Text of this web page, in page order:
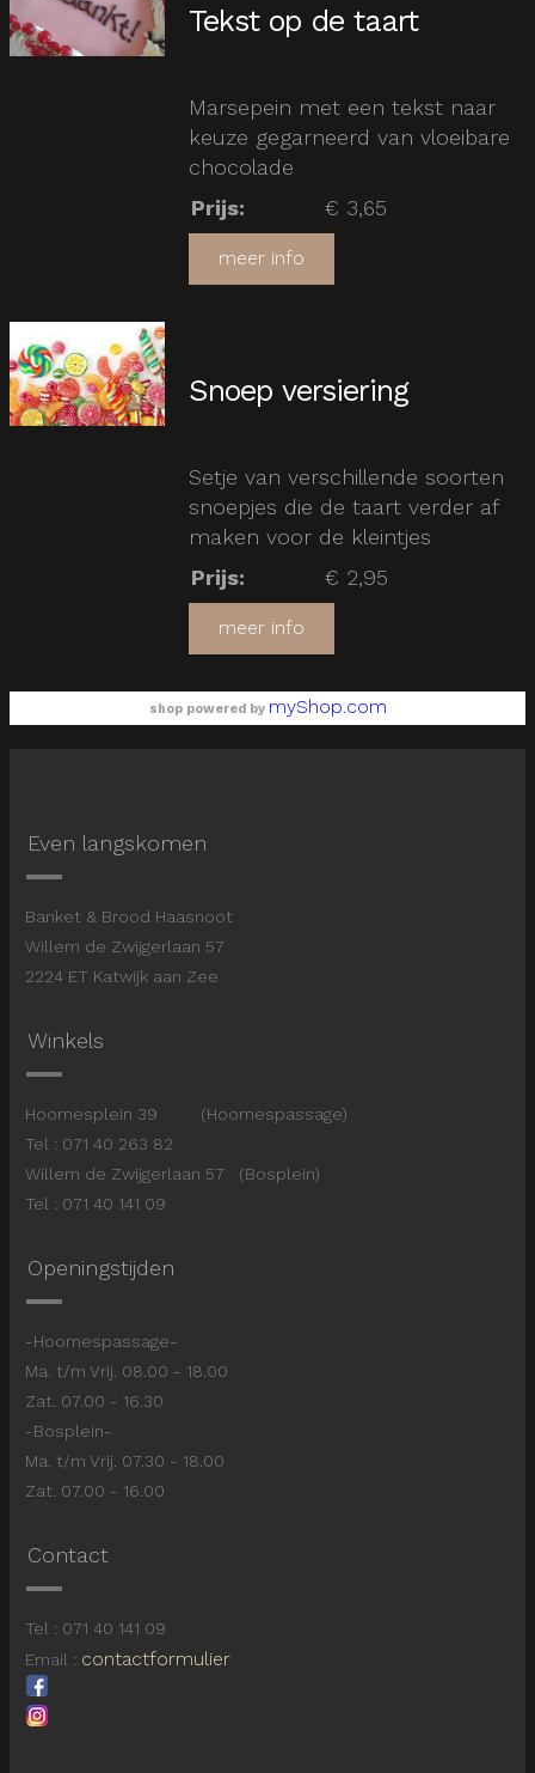
Tekst op de taart
Marsepein met een tekst naar
keuze gegarneerd van vloeibare
chocolade
Prijs: € 3,65
meer info
Snoep versiering
Setje van verschillende soorten
snoepjes die de taart verder af
maken voor de kleintjes
Prijs: € 2,95
meer info
shop powered by myShop.com
Even langskomen
Banket & Brood Haasnoot
Willem de Zwijgerlaan 57
2224 ET Katwijk aan Zee
Winkels
Hoornesplein 39 (Hoornespassage)
Tel : 071 40 263 82
Willem de Zwijgerlaan 57 (Bosplein)
Tel : 071 40 141 09
Openingstijden
-Hoornespassage-
Ma. t/m Vrij. 08.00 - 18.00
Zat. 07.00 - 16.30
-Bosplein-
Ma. t/m Vrij. 07.30 - 18.00
Zat. 07.00 - 16.00
Contact
Tel : 071 40 141 09
Email : contactformulier